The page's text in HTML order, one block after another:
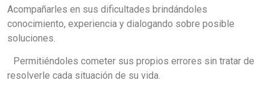
en sus dificultades brindándoles
conocimiento, experiencia y dialogando sobre posible
soluciones.
Permitiéndoles cometer sus propios errores sin tratar de
resolverle cada situación de su vida.